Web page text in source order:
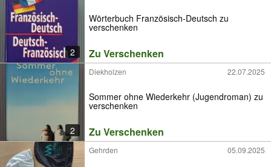
2
Wörterbuch Französisch-Deutsch zu
verschenken
Zu Verschenken
2
Diekholzen 22.07.2025
Sommer ohne Wiederkehr (Jugendroman) zu
verschenken
Zu Verschenken
Gehrden 05.09.2025